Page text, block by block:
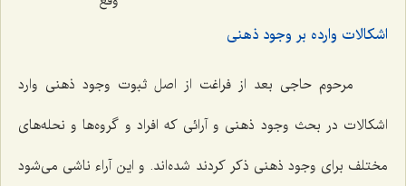
اشکالات وارده بر وجود ذهنی
مرحوم حاجی بعد از فراغت از اصل ثبوت وجود ذهنی وارد
اشکالات در بحث وجود ذهنی و آرائی که افراد و گروه‌ها و نحله‌های
مختلف برای وجود ذهنی ذکر کردند شده‌اند. و این آراء ناشی می‌شود